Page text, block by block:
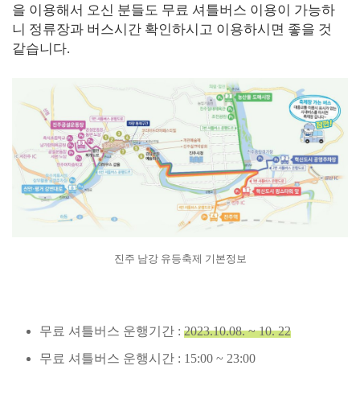
을 이용해서 오신 분들도 무료 셔틀버스 이용이 가능하
니 정류장과 버스시간 확인하시고 이용하시면 좋을 것
같습니다.
진주 남강 유등축제 기본정보
무료 셔틀버스 운행기간 : 2023.10.08. ~ 10. 22
무료 셔틀버스 운행시간 : 15:00 ~ 23:00